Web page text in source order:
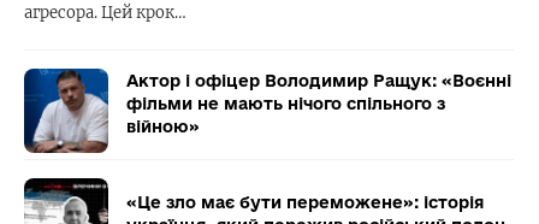
агресора. Цей крок…
Актор і офіцер Володимир Ращук: «Воєнні
фільми не мають нічого спільного з
війною»
«Це зло має бути переможене»: історія